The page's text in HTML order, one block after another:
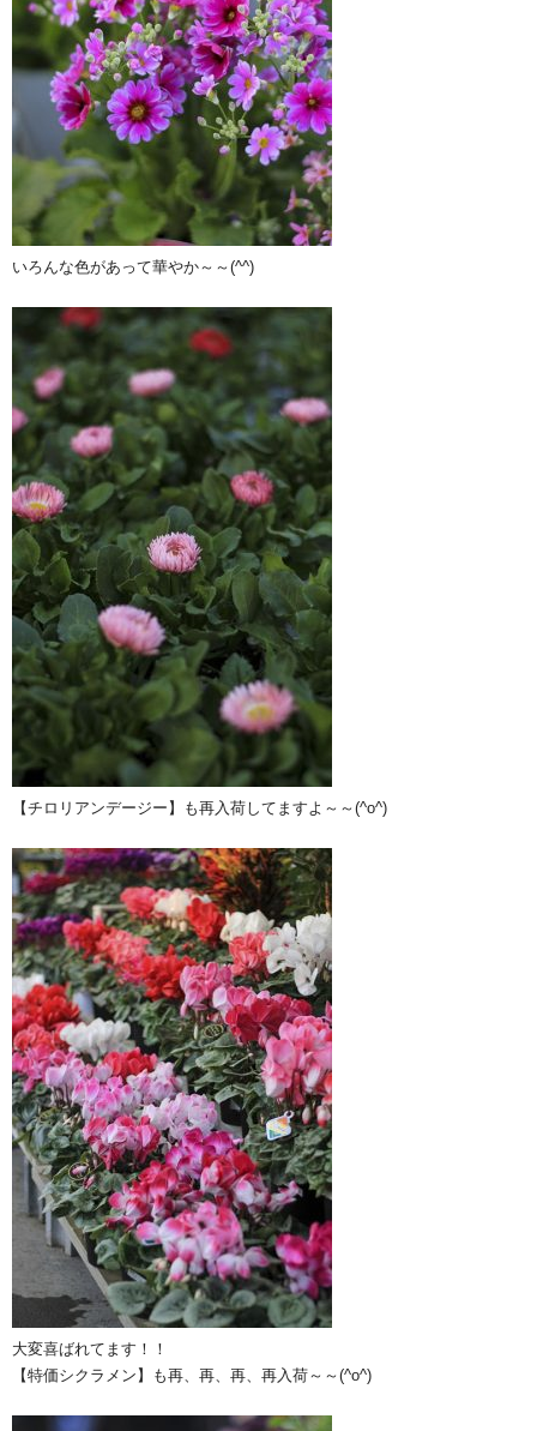
いろんな色があって華やか～～(^^)
【チロリアンデージー】も再入荷してますよ～～(^o^)
大変喜ばれてます！！
【特価シクラメン】も再、再、再、再入荷～～(^o^)